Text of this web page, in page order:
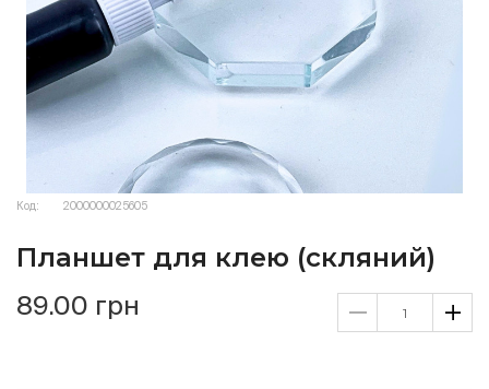
Код: 2000000025605
Планшет для клею (скляний)
89.00 грн